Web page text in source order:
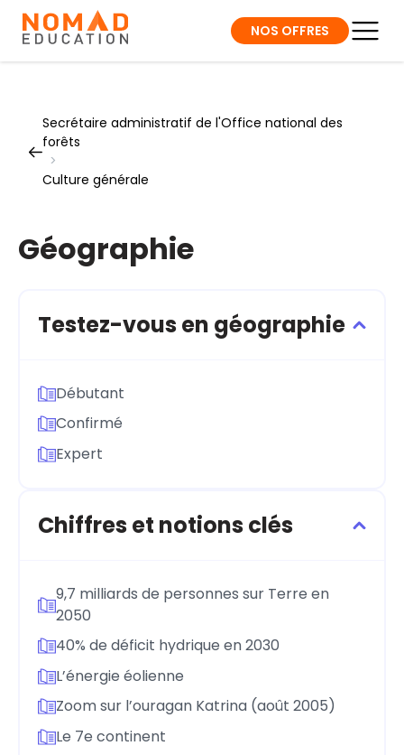
NOS OFFRES
Secrétaire administratif de l'Office national des
forêts
>
Culture générale
Géographie
Testez-vous en géographie
Débutant
Confirmé
Expert
Chiffres et notions clés
9,7 milliards de personnes sur Terre en
2050
40% de déficit hydrique en 2030
L’énergie éolienne
Zoom sur l’ouragan Katrina (août 2005)
Le 7e continent